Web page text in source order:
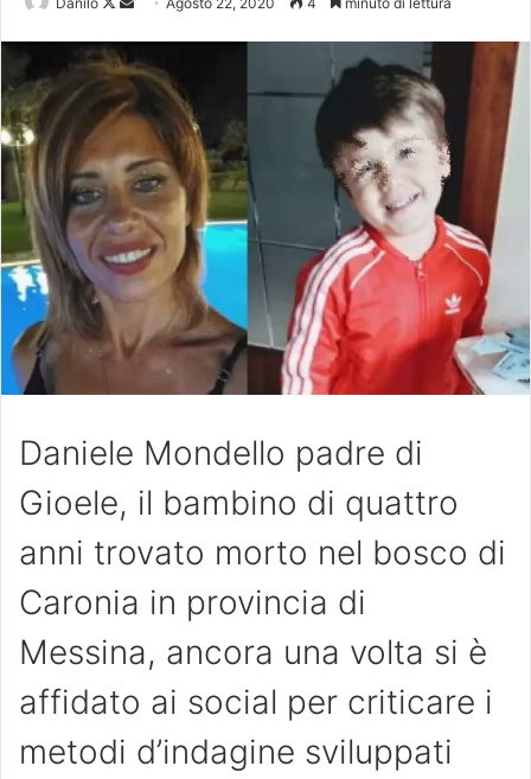
Daniele Mondello padre di
Gioele, il bambino di quattro
anni trovato morto nel bosco di
Caronia in provincia di
Messina, ancora una volta si è
affidato ai social per criticare i
metodi d’indagine sviluppati